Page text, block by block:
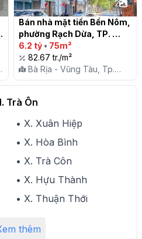
2
Bán nhà mặt tiền Bến Nôm,
phường Rạch Dừa, TP.
Vũng Tàu
6.2 tỷ • 75m²
82.67 tr./m²
Bà Rịa - Vũng Tàu, Tp.
Vũng Tàu, P. Rạch Dừa
Trà Ôn
• X. Xuân Hiệp
• X. Hòa Bình
• X. Trà Côn
• X. Hựu Thành
• X. Thuận Thới
thêm